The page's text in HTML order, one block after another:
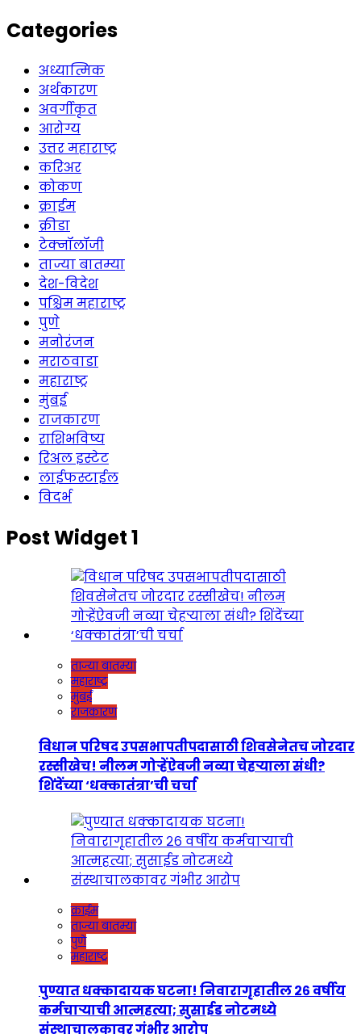
Categories
अध्यात्मिक
अर्थकारण
अवर्गीकृत
आरोग्य
उत्तर महाराष्ट्र
करिअर
कोकण
क्राईम
क्रीडा
टेक्नॉलॉजी
ताज्या बातम्या
देश-विदेश
पश्चिम महाराष्ट्र
पुणे
मनोरंजन
मराठवाडा
महाराष्ट्र
मुंबई
राजकारण
राशिभविष्य
रिअल इस्टेट
लाईफस्टाईल
विदर्भ
Post Widget 1
ताज्या बातम्या
महाराष्ट्र
मुंबई
राजकारण
विधान परिषद उपसभापतीपदासाठी शिवसेनेतच जोरदार
रस्सीखेच! नीलम गोऱ्हेंऐवजी नव्या चेहऱ्याला संधी?
शिंदेंच्या ‘धक्कातंत्रा’ची चर्चा
क्राईम
ताज्या बातम्या
पुणे
महाराष्ट्र
पुण्यात धक्कादायक घटना! निवारागृहातील २६ वर्षीय
कर्मचाऱ्याची आत्महत्या; सुसाईड नोटमध्ये
संस्थाचालकावर गंभीर आरोप